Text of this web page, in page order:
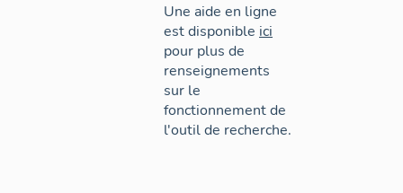
Une aide en ligne
est disponible ici
pour plus de
renseignements
sur le
fonctionnement de
l'outil de recherche.